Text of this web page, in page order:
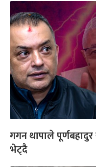
गगन थापाले
भेट्दै